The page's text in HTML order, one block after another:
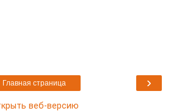
›
Главная страница
веб-версию